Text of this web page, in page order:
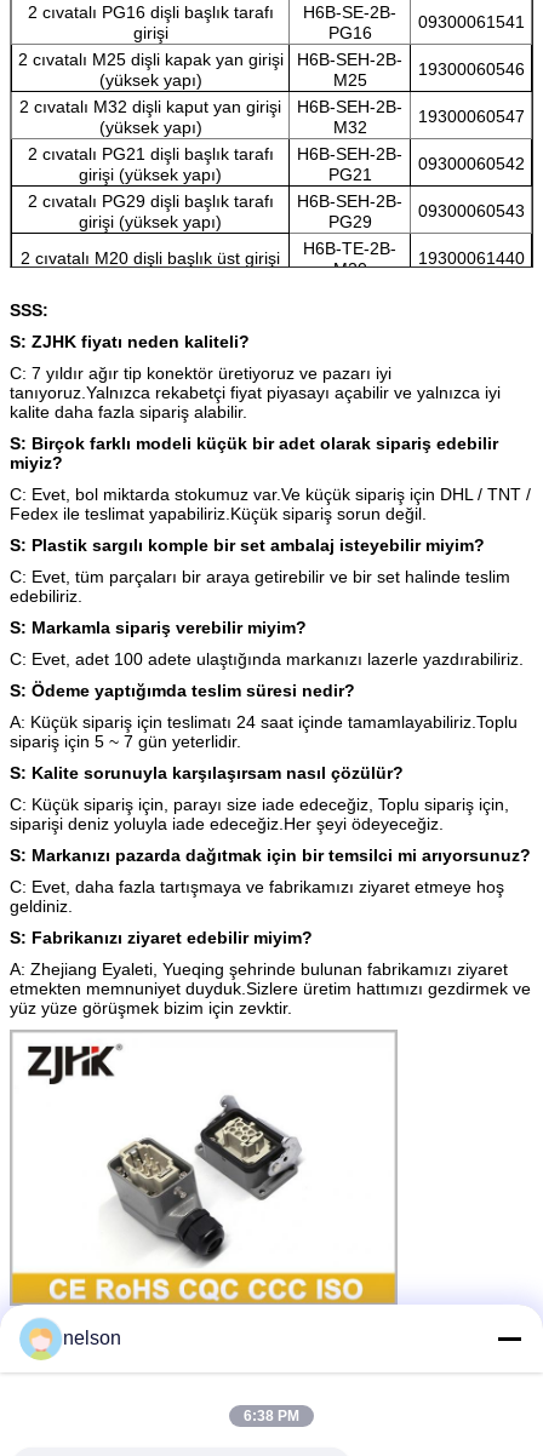
2 cıvatalı PG16 dişli başlık tarafı
girişi
H6B-SE-2B-
PG16
09300061541
2 cıvatalı M25 dişli kapak yan girişi
(yüksek yapı)
H6B-SEH-2B-
M25
19300060546
2 cıvatalı M32 dişli kaput yan girişi
(yüksek yapı)
H6B-SEH-2B-
M32
19300060547
2 cıvatalı PG21 dişli başlık tarafı
girişi (yüksek yapı)
H6B-SEH-2B-
PG21
09300060542
2 cıvatalı PG29 dişli başlık tarafı
girişi (yüksek yapı)
H6B-SEH-2B-
PG29
09300060543
2 cıvatalı M20 dişli başlık üst girişi
H6B-TE-2B-
M20
19300061440
2 cıvatalı PG16 dişli başlık üst girişi
2 cıvatalı M25 dişli başlık üst girişi
(yüksek yapı)
H6B-TEH-2B-
19300060446
2 cıvatalı M32 dişli kaput üst girişi
H6B-TEH-2B-
19300060447
2 cıvatalı PG21 dişli başlık üst girişi
(yüksek yapı)
H6B-TEH-2B-
PG21
09300060442
(yüksek yapı)
PG29
09300060443
1 metal kol ile monte edilmiş
muhafaza bölmesi
H6B-BK-1L
09300060301
plastik KAPAK ile 1 metal kol ile
H6B-BK-1L-CV
metal KAPAK ile 1 metal kol ile
monte edilmiş muhafaza bölmesi
MCV
SSS:
S: ZJHK fiyatı neden kaliteli?
C: 7 yıldır ağır tip konektör üretiyoruz ve pazarı iyi
tanıyoruz.Yalnızca rekabetçi fiyat piyasayı açabilir ve yalnızca iyi
kalite daha fazla sipariş alabilir.
S: Birçok farklı modeli küçük bir adet olarak sipariş edebilir
miyiz?
C: Evet, bol miktarda stokumuz var.Ve küçük sipariş için DHL / TNT /
Fedex ile teslimat yapabiliriz.Küçük sipariş sorun değil.
S: Plastik sargılı komple bir set ambalaj isteyebilir miyim?
C: Evet, tüm parçaları bir araya getirebilir ve bir set halinde teslim
edebiliriz.
S: Markamla sipariş verebilir miyim?
C: Evet, adet 100 adete ulaştığında markanızı lazerle yazdırabiliriz.
S: Ödeme yaptığımda teslim süresi nedir?
A: Küçük sipariş için teslimatı 24 saat içinde tamamlayabiliriz.Toplu
sipariş için 5 ~ 7 gün yeterlidir.
S: Kalite sorunuyla karşılaşırsam nasıl çözülür?
C: Küçük sipariş için, parayı size iade edeceğiz, Toplu sipariş için,
siparişi deniz yoluyla iade edeceğiz.Her şeyi ödeyeceğiz.
S: Markanızı pazarda dağıtmak için bir temsilci mi arıyorsunuz?
C: Evet, daha fazla tartışmaya ve fabrikamızı ziyaret etmeye hoş
geldiniz.
S: Fabrikanızı ziyaret edebilir miyim?
A: Zhejiang Eyaleti, Yueqing şehrinde bulunan fabrikamızı ziyaret
etmekten memnuniyet duyduk.Sizlere üretim hattımızı gezdirmek ve
yüz yüze görüşmek bizim için zevktir.
Etiketler:konektör kapağı
8 pinli dikdörtgen konektör
En İyi Fiyatı Alın
nelson
6:38 PM